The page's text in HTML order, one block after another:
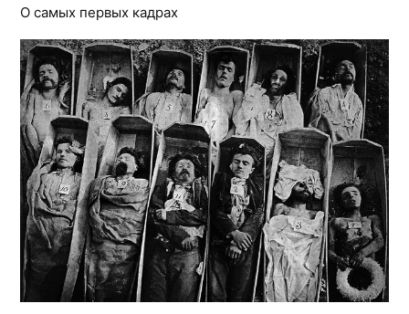
О самых первых кадрах